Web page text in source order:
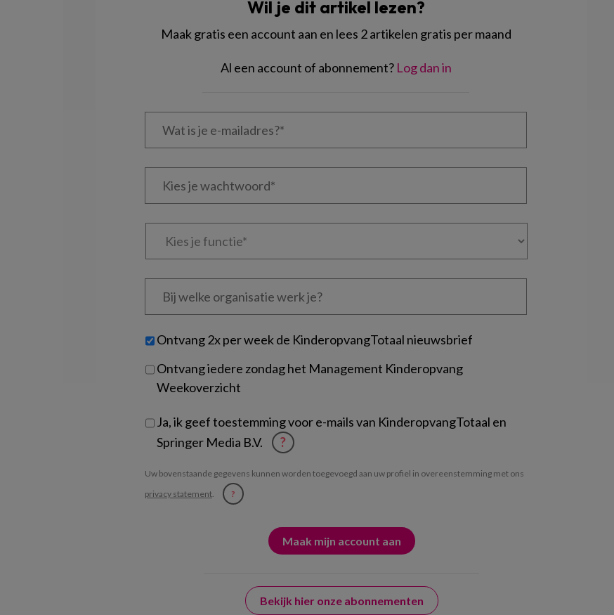
Wil je dit artikel lezen?
Maak gratis een account aan en lees 2 artikelen gratis per maand
Al een account of abonnement? Log dan in
Wat
Kies
Kies
Bij
welke
je?
Untitled
Ontvang 2x per week de KinderopvangTotaal nieuwsbrief
Ontvang iedere zondag het Management Kinderopvang
Weekoverzicht
Ja, ik geef toestemming voor e-mails van KinderopvangTotaal en
Springer Media B.V.
?
Uw bovenstaande gegevens kunnen worden toegevoegd aan uw profiel in overeenstemming met ons
privacy statement. ?
Bekijk hier onze abonnementen